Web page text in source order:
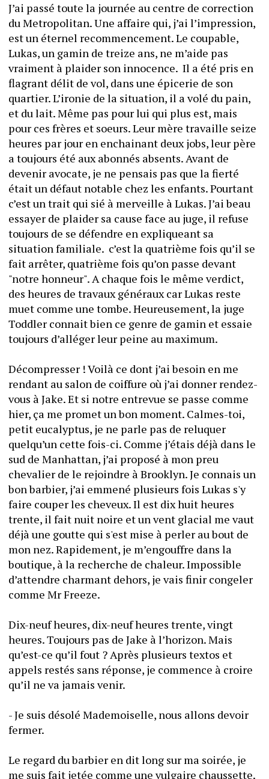
J’ai passé toute la journée au centre de correction
du Metropolitan. Une affaire qui, j’ai l’impression,
est un éternel recommencement. Le coupable,
Lukas, un gamin de treize ans, ne m’aide pas
vraiment à plaider son innocence.  Il a été pris en
flagrant délit de vol, dans une épicerie de son
quartier. L’ironie de la situation, il a volé du pain,
et du lait. Même pas pour lui qui plus est, mais
pour ces frères et soeurs. Leur mère travaille seize
heures par jour en enchainant deux jobs, leur père
a toujours été aux abonnés absents. Avant de
devenir avocate, je ne pensais pas que la fierté
était un défaut notable chez les enfants. Pourtant
c’est un trait qui sié à merveille à Lukas. J’ai beau
essayer de plaider sa cause face au juge, il refuse
toujours de se défendre en expliqueant sa
situation familiale.  c’est la quatrième fois qu’il se
fait arrêter, quatrième fois qu’on passe devant
"notre honneur". A chaque fois le même verdict,
des heures de travaux généraux car Lukas reste
muet comme une tombe. Heureusement, la juge
Toddler connait bien ce genre de gamin et essaie
Décompresser ! Voilà ce dont j’ai besoin en me
rendant au salon de coiffure où j’ai donner rendez-
vous à Jake. Et si notre entrevue se passe comme
hier, ça me promet un bon moment. Calmes-toi,
petit eucalyptus, je ne parle pas de reluquer
quelqu’un cette fois-ci. Comme j’étais déjà dans le
sud de Manhattan, j’ai proposé à mon preu
chevalier de le rejoindre à Brooklyn. Je connais un
bon barbier, j’ai emmené plusieurs fois Lukas s'y
faire couper les cheveux. Il est dix huit heures
trente, il fait nuit noire et un vent glacial me vaut
déjà une goutte qui s'est mise à perler au bout de
mon nez. Rapidement, je m’engouffre dans la
boutique, à la recherche de chaleur. Impossible
d’attendre charmant dehors, je vais finir congeler
Dix-neuf heures, dix-neuf heures trente, vingt
heures. Toujours pas de Jake à l’horizon. Mais
qu’est-ce qu’il fout ? Après plusieurs textos et
appels restés sans réponse, je commence à croire
- Je suis désolé Mademoiselle, nous allons devoir
Le regard du barbier en dit long sur ma soirée, je
me suis fait jetée comme une vulgaire chaussette.